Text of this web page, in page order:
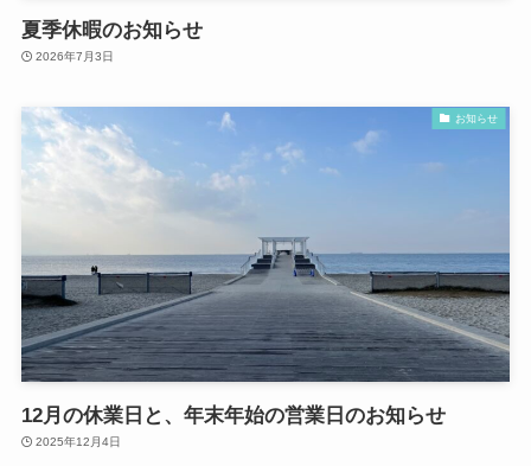
夏季休暇のお知らせ
2026年7月3日
お知らせ
12月の休業日と、年末年始の営業日のお知らせ
2025年12月4日